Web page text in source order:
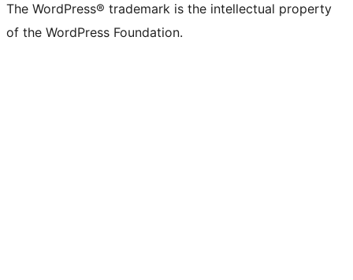
The WordPress® trademark is the intellectual property
of the WordPress Foundation.